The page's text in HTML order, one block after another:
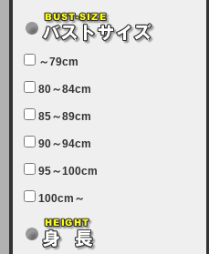
本日、サーバーメンテナンスのため
ユーザー様には大変ご迷惑をおかけ
しました。無事、メンテナンスが完
致します。
2025-06-11 (水)
【サーバーメンテナンス実施につい
7月5日（土曜日）午前7：00から午
テナンスを実施します。ユーザー様
にはご迷惑をおかけしますがご理解
～79cm
80～84cm
85～89cm
90～94cm
95～100cm
100cm～